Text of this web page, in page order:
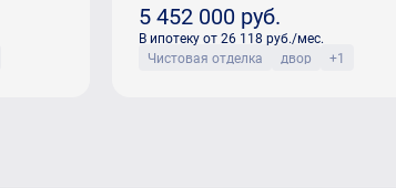
5 452 000 руб.
В ипотеку от 26 118 руб./мес.
Чистовая отделка
двор +1